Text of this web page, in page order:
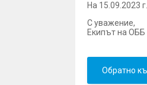
На 15.09.2023
С уважение,
Екипът на ОББ
Обратно